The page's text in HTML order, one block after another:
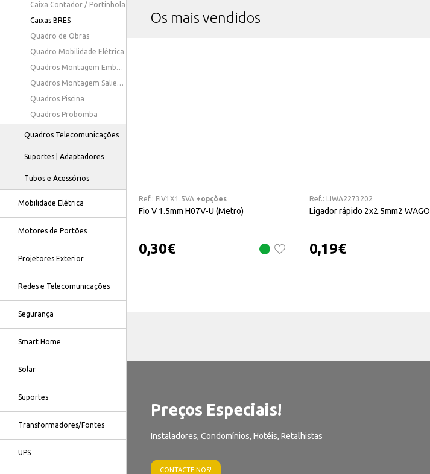
Caixa Contador / Portinhola
Caixas BRES
Quadro de Obras
Quadro Mobilidade Elétrica
Quadros Montagem Embutida
Quadros Montagem Saliente
Quadros Piscina
Quadros Probomba
Quadros Telecomunicações
Suportes | Adaptadores
Tubos e Acessórios
Mobilidade Elétrica
Motores de Portões
Projetores Exterior
Redes e Telecomunicações
Segurança
Smart Home
Solar
Suportes
Transformadores/Fontes
UPS
Os mais vendidos
Ref.: FIV1X1.5VA +opções
Fio V 1.5mm H07V-U (Metro)
0,30€
Ref.: LIWA2273202
Ligador rápido 2x2.5mm2 WAGO
0,19€
Preços Especiais!
Instaladores, Condomínios, Hotéis, Retalhistas
CONTACTE-NOS!